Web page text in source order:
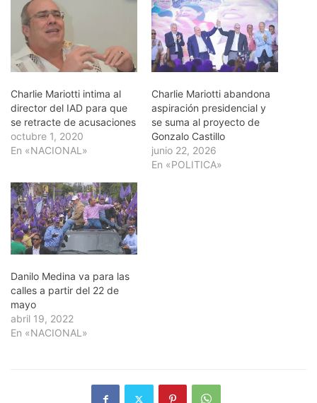
Charlie Mariotti intima al
director del IAD para que
se retracte de acusaciones
octubre 1, 2020
En «NACIONAL»
Charlie Mariotti abandona
aspiración presidencial y
se suma al proyecto de
Gonzalo Castillo
junio 22, 2026
En «POLITICA»
Danilo Medina va para las
calles a partir del 22 de
mayo
abril 19, 2022
En «NACIONAL»